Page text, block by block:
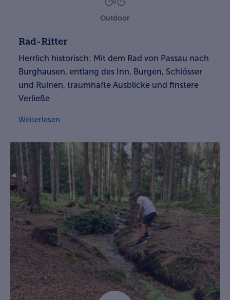
Outdoor
Rad-Ritter
Herrlich historisch: Mit dem Rad von Passau nach
Burghausen, entlang des Inn. Burgen, Schlösser
und Ruinen, traumhafte Ausblicke und finstere
Verließe
Weiterlesen